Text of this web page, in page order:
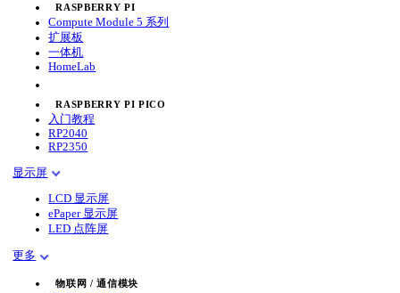
RASPBERRY PI
Compute Module 5 系列
扩展板
一体机
HomeLab
RASPBERRY PI PICO
入门教程
RP2040
RP2350
显示屏
LCD 显示屏
ePaper 显示屏
LED 点阵屏
更多
物联网 / 通信模块